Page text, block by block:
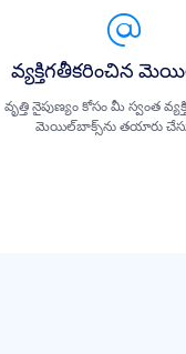
వ్యక్తిగతీకరించిన
వృత్తి నైపుణ్యం కోసం మీ స్వంత
మెయిల్‌బాక్స్‌ను తయారు